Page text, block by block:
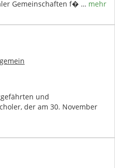
Gemeinschaften f� … mehr
und
der am 30. November